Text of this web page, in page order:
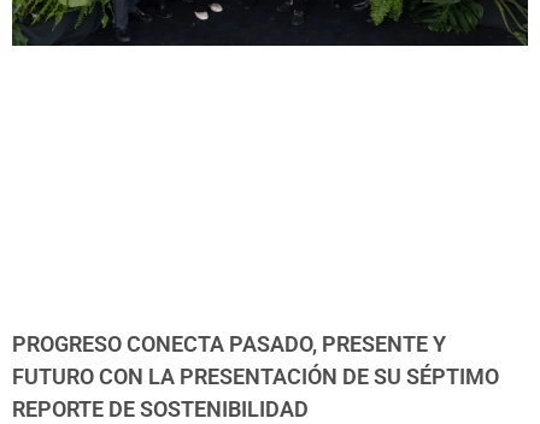
PROGRESO CONECTA PASADO, PRESENTE Y
FUTURO CON LA PRESENTACIÓN DE SU SÉPTIMO
REPORTE DE SOSTENIBILIDAD